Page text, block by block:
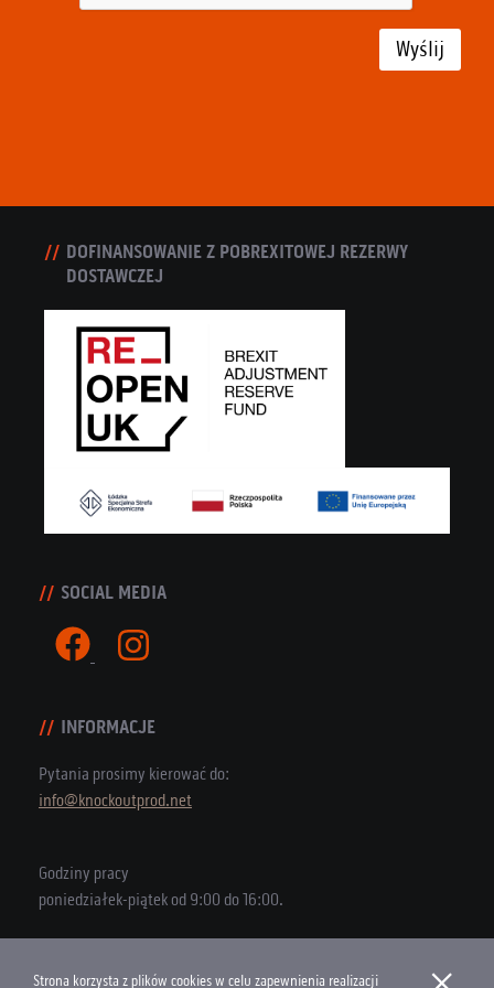
Wyślij
DOFINANSOWANIE Z POBREXITOWEJ REZERWY
DOSTAWCZEJ
SOCIAL MEDIA
INFORMACJE
Pytania prosimy kierować do:
info@knockoutprod.net
Godziny pracy
poniedziałek-piątek od 9:00 do 16:00.
Strona korzysta z plików cookies w celu zapewnienia realizacji